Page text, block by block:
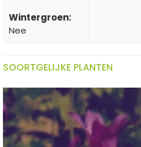
Wintergroen:
Nee
SOORTGELIJKE PLANTEN